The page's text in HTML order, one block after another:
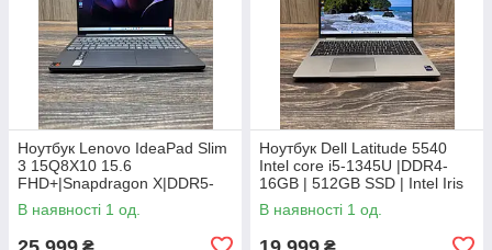
Ноутбук Lenovo IdeaPad Slim
3 15Q8X10 15.6
FHD+|Snapdragon X|DDR5-
16GB 8448MT/s|SSD-
1TB|Adreno X1-45
В наявності 1 од.
Ноутбук Dell Latitude 5540
Intel core i5-1345U |DDR4-
16GB | 512GB SSD | Intel Iris
Xe
В наявності 1 од.